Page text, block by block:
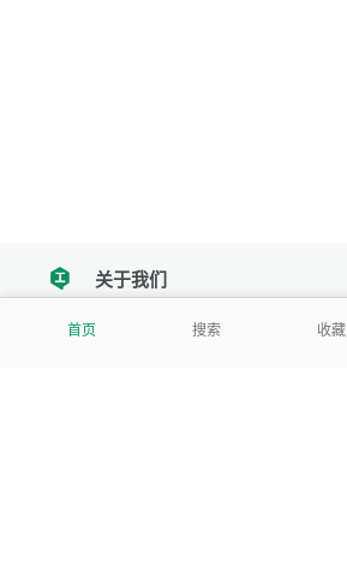
首页 搜索 收藏
tencent关于我们
我们努力把每一个工具做成批量处理的产品